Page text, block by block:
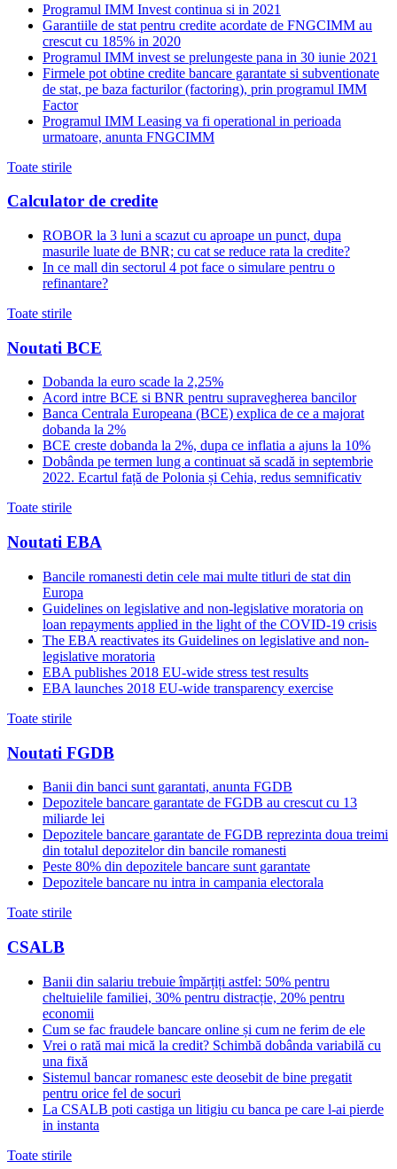
Programul IMM Invest continua si in 2021
Garantiile de stat pentru credite acordate de FNGCIMM au
crescut cu 185% in 2020
Programul IMM invest se prelungeste pana in 30 iunie 2021
Firmele pot obtine credite bancare garantate si subventionate
de stat, pe baza facturilor (factoring), prin programul IMM
Factor
Programul IMM Leasing va fi operational in perioada
urmatoare, anunta FNGCIMM
Toate stirile
Calculator de credite
ROBOR la 3 luni a scazut cu aproape un punct, dupa
masurile luate de BNR; cu cat se reduce rata la credite?
In ce mall din sectorul 4 pot face o simulare pentru o
refinantare?
Toate stirile
Noutati BCE
Dobanda la euro scade la 2,25%
Acord intre BCE si BNR pentru supravegherea bancilor
Banca Centrala Europeana (BCE) explica de ce a majorat
dobanda la 2%
BCE creste dobanda la 2%, dupa ce inflatia a ajuns la 10%
Dobânda pe termen lung a continuat să scadă in septembrie
2022. Ecartul față de Polonia și Cehia, redus semnificativ
Toate stirile
Noutati EBA
Bancile romanesti detin cele mai multe titluri de stat din
Europa
Guidelines on legislative and non-legislative moratoria on
loan repayments applied in the light of the COVID-19 crisis
The EBA reactivates its Guidelines on legislative and non-
legislative moratoria
EBA publishes 2018 EU-wide stress test results
EBA launches 2018 EU-wide transparency exercise
Toate stirile
Noutati FGDB
Banii din banci sunt garantati, anunta FGDB
Depozitele bancare garantate de FGDB au crescut cu 13
miliarde lei
Depozitele bancare garantate de FGDB reprezinta doua treimi
din totalul depozitelor din bancile romanesti
Peste 80% din depozitele bancare sunt garantate
Depozitele bancare nu intra in campania electorala
Toate stirile
CSALB
Banii din salariu trebuie împărțiți astfel: 50% pentru
cheltuielile familiei, 30% pentru distracție, 20% pentru
economii
Cum se fac fraudele bancare online și cum ne ferim de ele
Vrei o rată mai mică la credit? Schimbă dobânda variabilă cu
una fixă
Sistemul bancar romanesc este deosebit de bine pregatit
pentru orice fel de socuri
La CSALB poti castiga un litigiu cu banca pe care l-ai pierde
in instanta
Toate stirile